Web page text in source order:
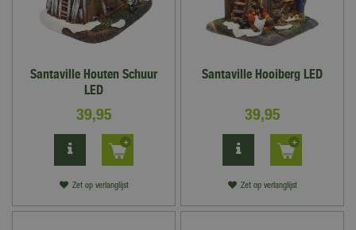
Santaville Houten Schuur
LED
39,95
Zet op verlanglijst
Santaville Hooiberg LED
39,95
Zet op verlanglijst